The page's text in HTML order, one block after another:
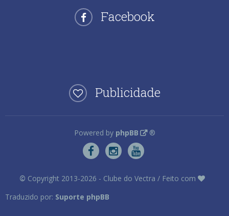
Facebook
Publicidade
Powered by phpBB ®
© Copyright 2013-2026 - Clube do Vectra / Feito com
Traduzido por: Suporte phpBB